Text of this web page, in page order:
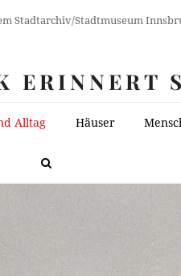
Stadtarchiv/Stadtmuseum
ERINNERT
Alltag Häuser